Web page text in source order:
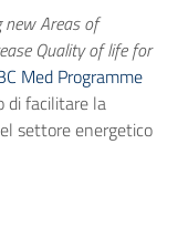
new Areas of
Quality of life for
Med Programme
di facilitare la
settore energetico